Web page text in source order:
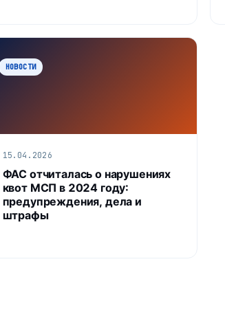
НОВОСТИ
15.04.2026
ФАС отчиталась о нарушениях
квот МСП в 2024 году:
предупреждения, дела и
штрафы